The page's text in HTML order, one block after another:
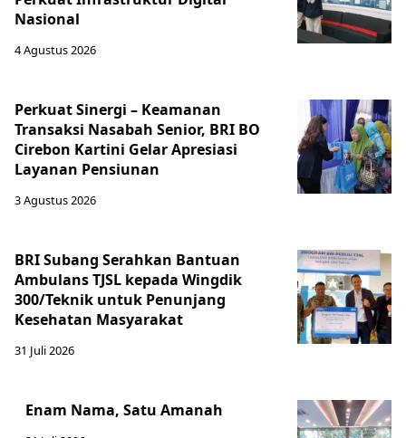
Nasional
4 Agustus 2026
Perkuat Sinergi – Keamanan
Transaksi Nasabah Senior, BRI BO
Cirebon Kartini Gelar Apresiasi
Layanan Pensiunan
3 Agustus 2026
BRI Subang Serahkan Bantuan
Ambulans TJSL kepada Wingdik
300/Teknik untuk Penunjang
Kesehatan Masyarakat ​
31 Juli 2026
Enam Nama, Satu Amanah